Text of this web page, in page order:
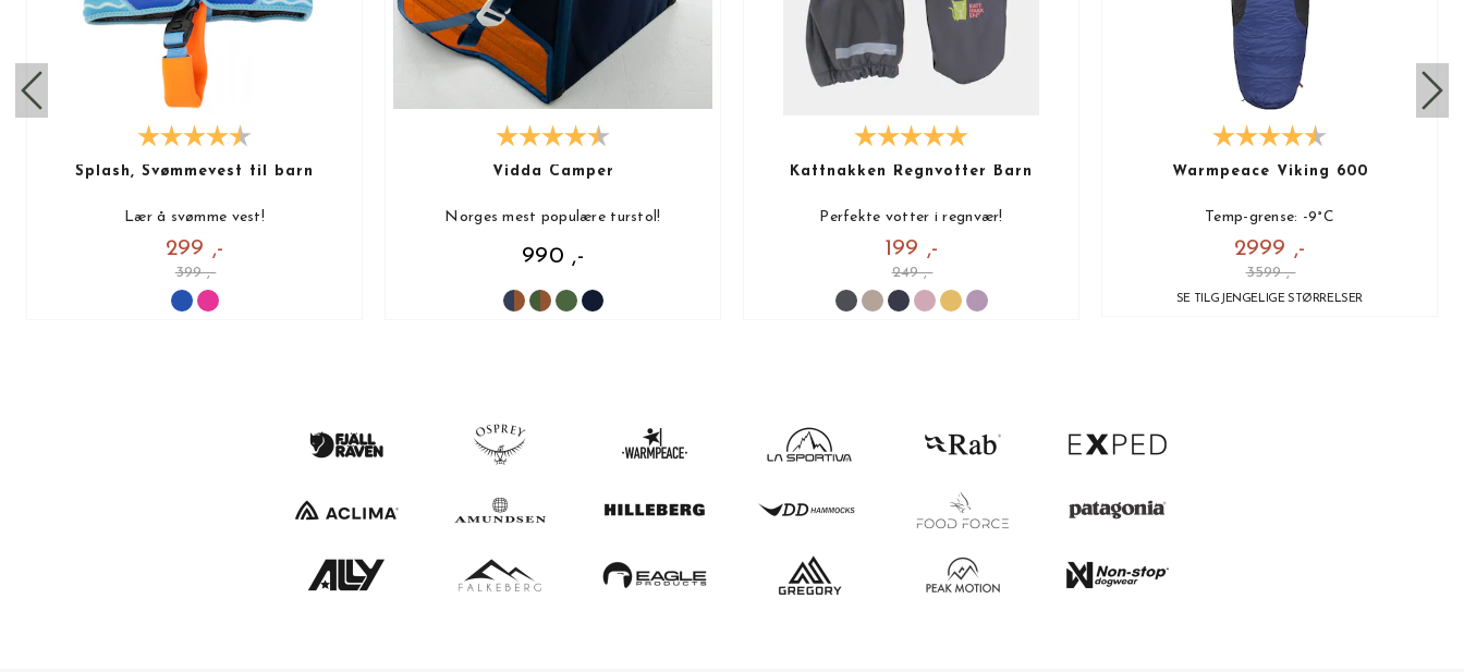
Splash, Svømmevest til barn
Lær å svømme vest!
299 ,-
399 ,-
Vidda Camper
Norges mest populære turstol!
990 ,-
Kattnakken Regnvotter Barn
Perfekte votter i regnvær!
199 ,-
249 ,-
Warmpeace Viking 600
Temp-grense: -9°C
2999 ,-
3599 ,-
SE TILGJENGELIGE STØRRELSER